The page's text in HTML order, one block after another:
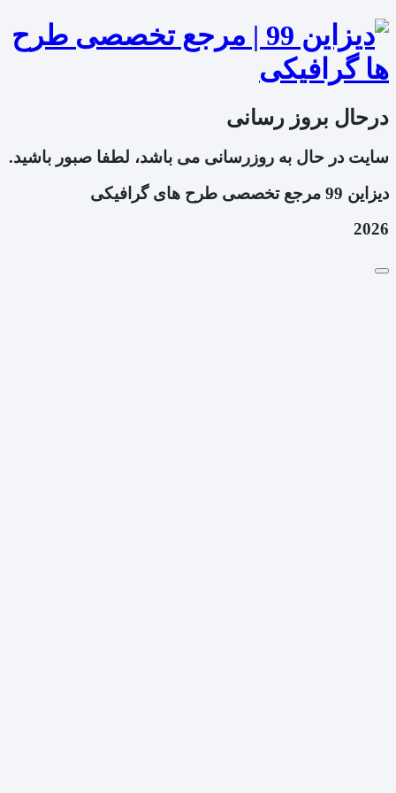
درحال بروز رسانی
سایت در حال به روزرسانی می باشد، لطفا صبور باشید.
دیزاین 99 مرجع تخصصی طرح های گرافیکی
2026